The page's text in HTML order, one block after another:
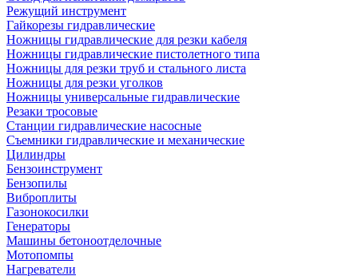
Режущий инструмент
Гайкорезы гидравлические
Ножницы гидравлические для резки кабеля
Ножницы гидравлические пистолетного типа
Ножницы для резки труб и стального листа
Ножницы для резки уголков
Ножницы универсальные гидравлические
Резаки тросовые
Станции гидравлические насосные
Съемники гидравлические и механические
Цилиндры
Бензоинструмент
Бензопилы
Виброплиты
Газонокосилки
Генераторы
Машины бетоноотделочные
Мотопомпы
Нагреватели